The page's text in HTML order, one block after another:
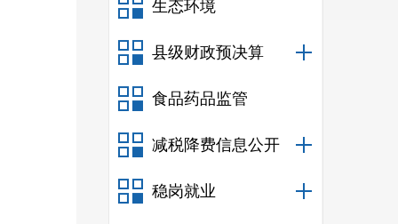
生态环境
县级财政预决算
食品药品监管
减税降费信息公开
稳岗就业